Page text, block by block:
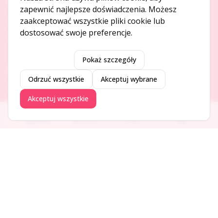
O NAS
O serwisie
Kontakt
DODAJ I PROMUJ
Dodaj ogłoszenie
Dodaj firmę
Promuj ogłoszenie
Ogłoszenia Aktualności Firmy Blog
zapewnić najlepsze doświadczenia. Możesz
zaakceptować wszystkie pliki cookie lub
dostosować swoje preferencje.
Pokaż szczegóły
Odrzuć wszystkie Akceptuj wybrane
Akceptuj wszystkie